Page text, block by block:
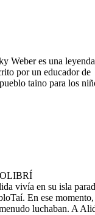
Weber es una
por un educador de
taino para los
vivía en su isla
En ese momento,
luchaban. A